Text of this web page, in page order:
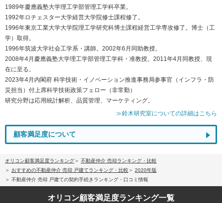
1989年慶應義塾大学理工学部管理工学科卒業。
1992年ロチェスター大学経営大学院修士課程修了。
1996年東京工業大学大学院理工学研究科博士課程経営工学専攻修了。博士（工
学）取得。
1996年筑波大学社会工学系・講師。2002年6月同助教授。
2008年4月慶應義塾大学理工学部管理工学科・准教授。2011年4月同教授、現
在に至る。
2023年4月内閣府 科学技術・イノベーション推進事務局参事官（インフラ・防
災担当）付上席科学技術政策フェロー（非常勤）
研究分野は応用統計解析、品質管理、マーケティング。
≫鈴木研究室についての詳細はこちら
顧客満足度について
オリコン顧客満足度ランキング
不動産仲介 売却ランキング・比較
おすすめの不動産仲介 売却 戸建てランキング・比較
2020年版
不動産仲介 売却 戸建ての契約手続きランキング・口コミ情報
オリコン顧客満足度ランキング一覧